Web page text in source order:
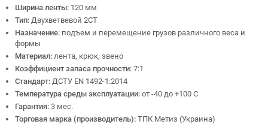
Ширина ленты: 120 мм
Тип: Двухветвевой 2СТ
Назначение: подъем и перемещение грузов различного веса и
формы
Материал: лента, крюк, звено
Коэффициент запаса прочности: 7:1
Стандарт: ДСТУ EN 1492-1:2014
Температура среды эксплуатации: от -40 до +100 С
Гарантия: 3 мес.
Торговая марка (производитель): ТПК Метиз (Украина)